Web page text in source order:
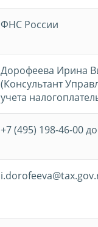
ФНС России
Дорофеева Ирина
(Консультант
учета
+7 (495) 198-46-00